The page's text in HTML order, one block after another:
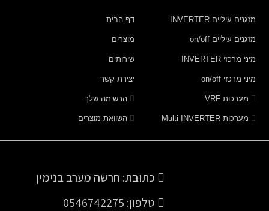
מזגנים עיליים INVERTER
מזגנים עיליים on/off
מיני מרכזי INVERTER
מיני מרכזי on/off
מערכות VRF
מערכות Multi INVERTER
דף הבית
מוצרים
שירותים
יצירת קשר
הרשימה שלך
השוואת מוצרים
כתובת: חרשה מערב בנימין
טלפון: 0546742275